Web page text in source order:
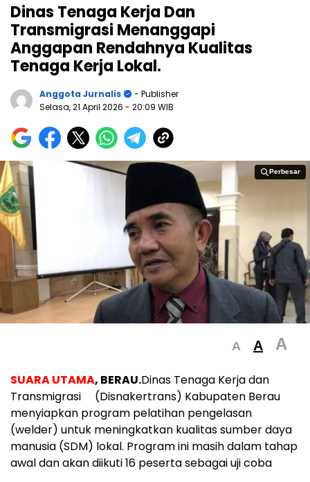
Dinas Tenaga Kerja Dan
Transmigrasi Menanggapi
Anggapan Rendahnya Kualitas
Tenaga Kerja Lokal.
Anggota Jurnalis
- Publisher
Selasa, 21 April 2026 - 20:09 WIB
Perbesar
Perbesar
A A A
SUARA UTAMA, BERAU.Dinas Tenaga Kerja dan
Transmigrasi (Disnakertrans) Kabupaten Berau
menyiapkan program pelatihan pengelasan
(welder) untuk meningkatkan kualitas sumber daya
manusia (SDM) lokal. Program ini masih dalam tahap
awal dan akan diikuti 16 peserta sebagai uji coba